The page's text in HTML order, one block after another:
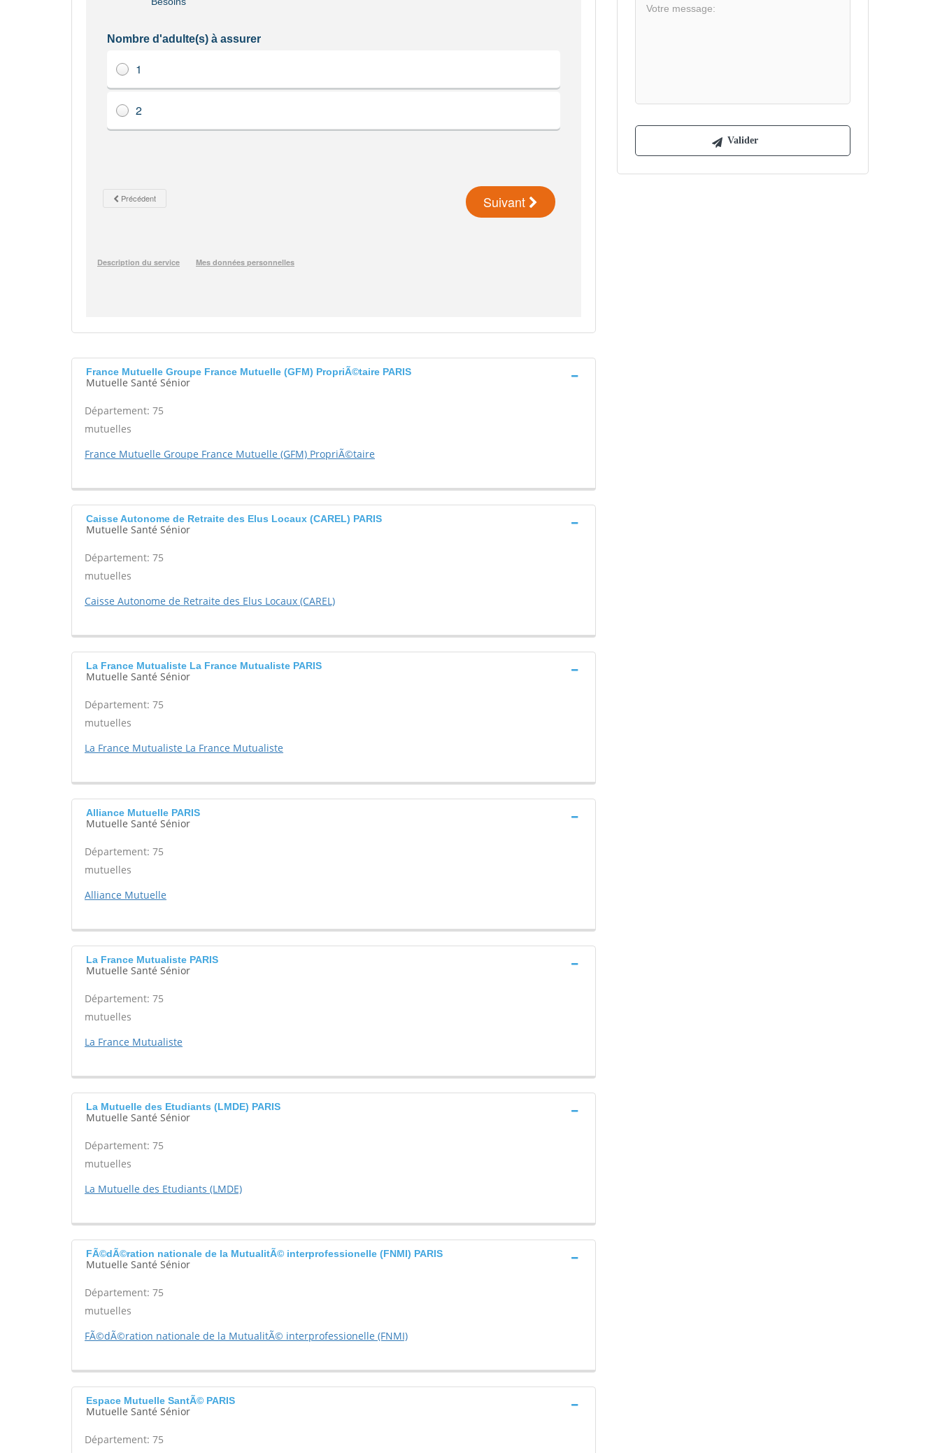
France Mutuelle Groupe France Mutuelle (GFM) PropriÃ©taire PARIS
Mutuelle Santé Sénior
Département: 75
mutuelles
France Mutuelle Groupe France Mutuelle (GFM) PropriÃ©taire
Caisse Autonome de Retraite des Elus Locaux (CAREL) PARIS
Mutuelle Santé Sénior
Département: 75
mutuelles
Caisse Autonome de Retraite des Elus Locaux (CAREL)
La France Mutualiste La France Mutualiste PARIS
Mutuelle Santé Sénior
Département: 75
mutuelles
La France Mutualiste La France Mutualiste
Alliance Mutuelle PARIS
Mutuelle Santé Sénior
Département: 75
mutuelles
Alliance Mutuelle
La France Mutualiste PARIS
Mutuelle Santé Sénior
Département: 75
mutuelles
La France Mutualiste
La Mutuelle des Etudiants (LMDE) PARIS
Mutuelle Santé Sénior
Département: 75
mutuelles
La Mutuelle des Etudiants (LMDE)
FÃ©dÃ©ration nationale de la MutualitÃ© interprofessionelle (FNMI) PARIS
Mutuelle Santé Sénior
Département: 75
mutuelles
FÃ©dÃ©ration nationale de la MutualitÃ© interprofessionelle (FNMI)
Espace Mutuelle SantÃ© PARIS
Mutuelle Santé Sénior
Département: 75